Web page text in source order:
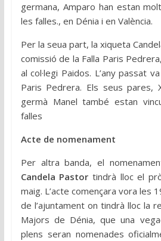
germana, Amparo han estan
les falles., en Dénia i en València.
Per la seua part, la xiqueta
comissió de la Falla Paris
al col·legi Paidos. L’any passat
Paris Pedrera. Els seus pares,
germà Manel també estan
falles
Acte de nomenament
Per altra banda, el
Candela Pastor tindrà lloc el
maig. L’acte començara vora les
de l’ajuntament on tindrà lloc la
Majors de Dénia, que una
plens seran nomenades